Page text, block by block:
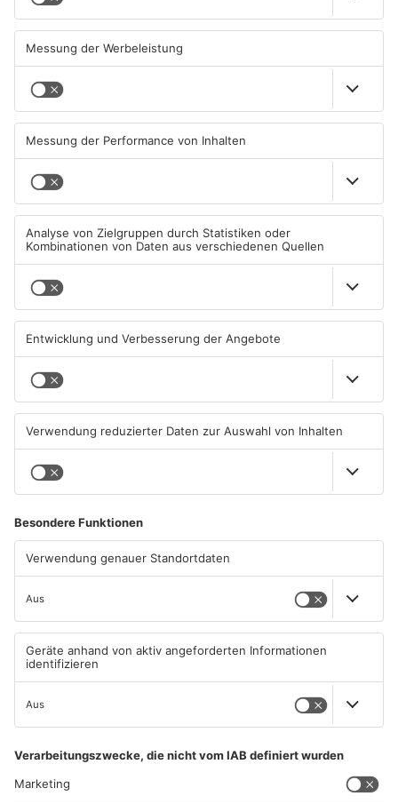
Brände in Seligenstadt,
Hanau und Kahl
05.08.2026, 06:36 UHR IN
PRIMAVERALAND
04.08.2026, 15:07 UHR IN
PRIMAVERALAND
Kliniken im Primaveraland
melden mehr Patienten
durch Hitze
PRIMAVERALAND
Schüsse in Langenselbold,
Gelnhausen, Linsengericht
PRIMAVERALAND